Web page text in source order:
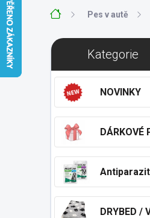
Domů Pes v autě
P
s
Přeskočit
kategorieKategorie
NOVINKY
DÁRKOVÉ
DRYBED /